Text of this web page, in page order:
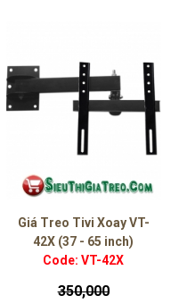
Giá Treo Tivi Xoay VT-
42X (37 - 65 inch)
Code: VT-42X
350,000